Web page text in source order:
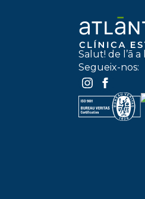
Salut! de l’ā a
Segueix-nos: